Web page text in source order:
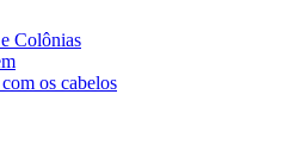
Colônias
os cabelos